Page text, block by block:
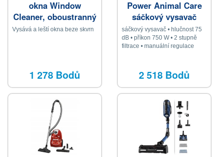
okna Window
Cleaner, oboustranný
mop a 43 cm tyč
Vysává a leští okna beze skvrn
1 278 Bodů
Power Animal Care
sáčkový vysavač
sáčkový vysavač • hlučnost 75
dB • příkon 750 W • 2 stupně
filtrace • manuální regulace
sáčku • 3l prachový sáček •
systém Animal Care pro domácí
mazlíčky • vysoká účinnost •
ideální na tvrdé podlahy •
skvělé výsledky filtrace • filtr
2 518 Bodů